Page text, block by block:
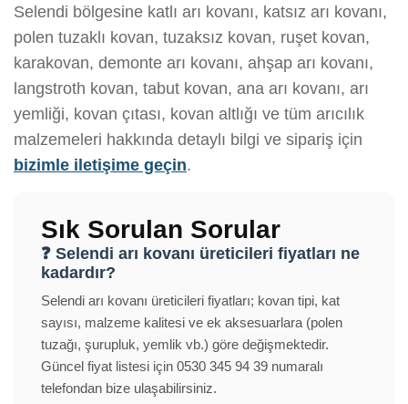
Selendi bölgesine katlı arı kovanı, katsız arı kovanı,
polen tuzaklı kovan, tuzaksız kovan, ruşet kovan,
karakovan, demonte arı kovanı, ahşap arı kovanı,
langstroth kovan, tabut kovan, ana arı kovanı, arı
yemliği, kovan çıtası, kovan altlığı ve tüm arıcılık
malzemeleri hakkında detaylı bilgi ve sipariş için
bizimle iletişime geçin.
Sık Sorulan Sorular
❓ Selendi arı kovanı üreticileri fiyatları ne
kadardır?
Selendi arı kovanı üreticileri fiyatları; kovan tipi, kat
sayısı, malzeme kalitesi ve ek aksesuarlara (polen
tuzağı, şurupluk, yemlik vb.) göre değişmektedir.
Güncel fiyat listesi için 0530 345 94 39 numaralı
telefondan bize ulaşabilirsiniz.